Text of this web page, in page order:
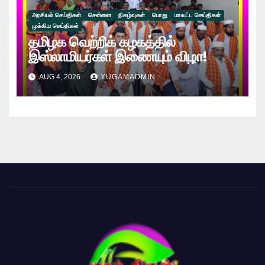
அரசியல் செய்திகள் சென்னை நிகழ்வுகள் பொது
மாவட்ட செய்திகள்
முக்கிய செய்திகள்
தமிழக வெற்றிக் கழகத்தில்
இஸ்லாமியர்கள் இணையும் விழா!
AUG 4, 2026 YUGAMADMIN